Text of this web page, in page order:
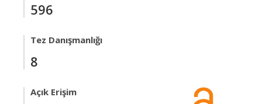
596
Tez Danışmanlığı
8
Açık Erişim